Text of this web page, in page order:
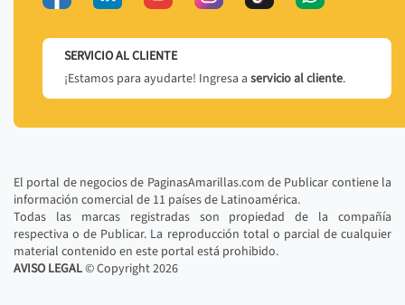
SERVICIO AL CLIENTE
¡Estamos para ayudarte! Ingresa a servicio al cliente.
El portal de negocios de PaginasAmarillas.com de Publicar contiene la
información comercial de 11 países de Latinoamérica.
Todas las marcas registradas son propiedad de la compañía
respectiva o de Publicar. La reproducción total o parcial de cualquier
material contenido en este portal está prohibido.
AVISO LEGAL© Copyright2026